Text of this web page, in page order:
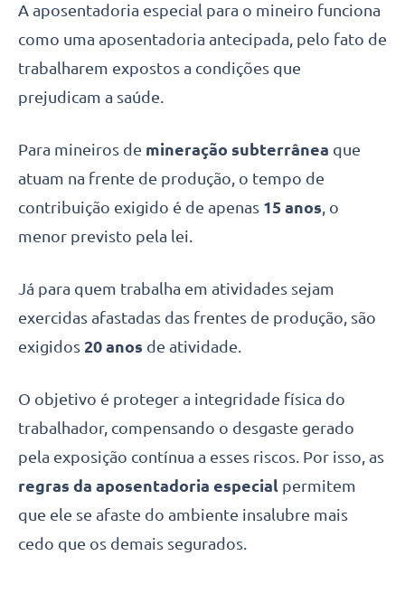
A aposentadoria especial para o mineiro funciona
como uma aposentadoria antecipada, pelo fato de
trabalharem expostos a condições que
prejudicam a saúde.
Para mineiros de mineração subterrânea que
atuam na frente de produção, o tempo de
contribuição exigido é de apenas 15 anos, o
menor previsto pela lei.
Já para quem trabalha em atividades sejam
exercidas afastadas das frentes de produção, são
exigidos 20 anos de atividade.
O objetivo é proteger a integridade física do
trabalhador, compensando o desgaste gerado
pela exposição contínua a esses riscos. Por isso, as
regras da aposentadoria especial permitem
que ele se afaste do ambiente insalubre mais
cedo que os demais segurados.